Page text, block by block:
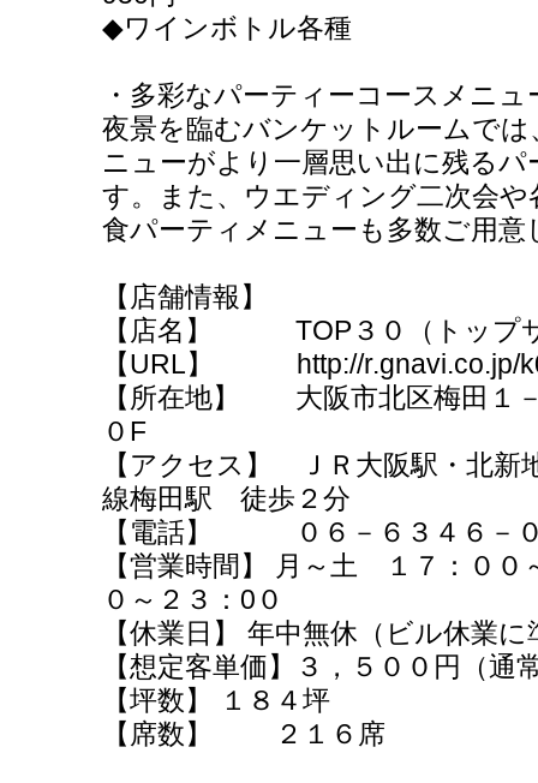
◆ワインボトル各種
・多彩なパーティーコースメニ
夜景を臨むバンケットルームで
ニューがより一層思い出に残る
す。また、ウエディング二次会
食パーティメニューも多数ご用意
【店舗情報】
【店名】 TOP３０（トップ
【URL】 http://r.gnavi.co.jp/
【所在地】 大阪市北区梅田１
０F
【アクセス】 ＪＲ大阪駅・北新
線梅田駅 徒歩２分
【電話】 ０６－６３４６－
【営業時間】 月～土 １７：０
０～２３：0０
【休業日】 年中無休（ビル休業
【想定客単価】３，５００円（通
【坪数】 １８４坪
【席数】 ２１６席